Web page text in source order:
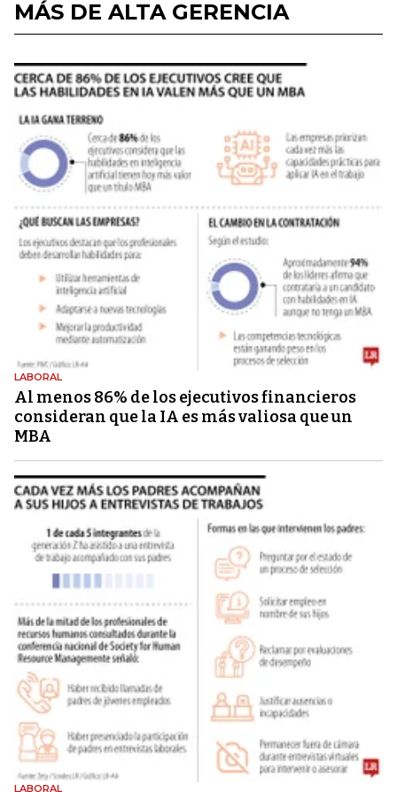
MÁS DE ALTA GERENCIA
LABORAL
Al menos 86% de los ejecutivos financieros
consideran que la IA es más valiosa que un
MBA
LABORAL